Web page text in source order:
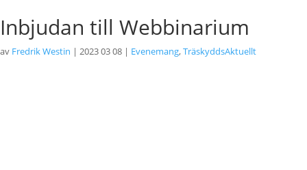
Inbjudan till Webbinarium
av Fredrik Westin | 2023 03 08 | Evenemang,TräskyddsAktuellt